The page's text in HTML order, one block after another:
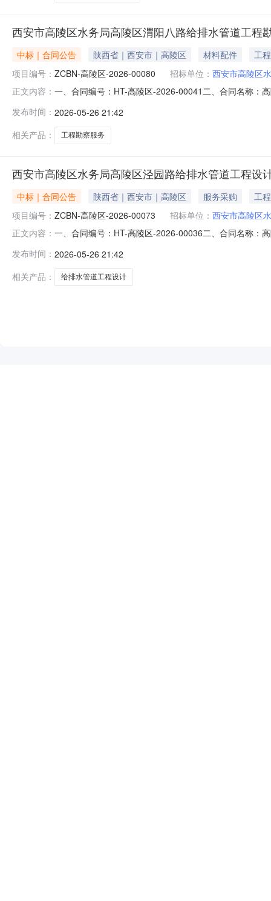
西安市高陵区水务局高陵区渭阳八路给排水管道工程
中标｜合同公告 陕西省｜西安市｜高陵区 材料配件
工程
项目编号： ZCBN-高陵区-2026-00080 招标单位： 西安市高陵区
正文内容： 一、合同编号：HT-高陵区-2026-00041二、合同名称：
址：河南省安阳市殷都区河南省安阳市殷都区安钢大道
发布时间： 2026-05-26 21:42
相关产品：
工程勘察服务
西安市高陵区水务局高陵区泾园路给排水管道工程设
中标｜合同公告 陕西省｜西安市｜高陵区 服务采购
工程
项目编号： ZCBN-高陵区-2026-00073 招标单位： 西安市高陵区
正文内容： 一、合同编号：HT-高陵区-2026-00036二、合同名称：
河南省安阳市殷都区河南省安阳市殷都区安钢大道东段
发布时间： 2026-05-26 21:42
相关产品：
给排水管道工程设计